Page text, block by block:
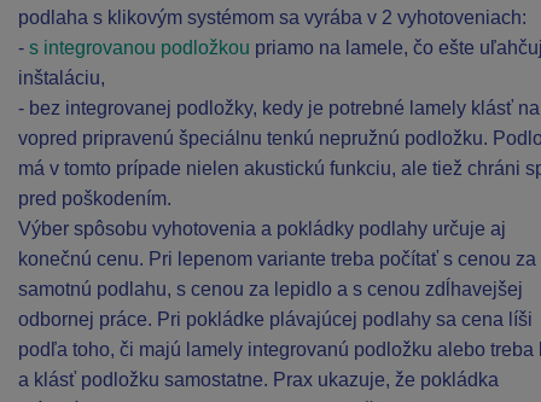
podlaha s klikovým systémom sa vyrába v 2 vyhotoveniach:
- s integrovanou podložkou priamo na lamele, čo ešte
inštaláciu,
- bez integrovanej podložky, kedy je potrebné lamely klásť na
vopred pripravenú špeciálnu tenkú nepružnú podložku.
má v tomto prípade nielen akustickú funkciu, ale tiež chráni
pred poškodením.
Výber spôsobu vyhotovenia a pokládky podlahy určuje aj
konečnú cenu. Pri lepenom variante treba počítať s cenou za
samotnú podlahu, s cenou za lepidlo a s cenou zdĺhavejšej
odbornej práce. Pri pokládke plávajúcej podlahy sa cena líši
podľa toho, či majú lamely integrovanú podložku alebo treba
a klásť podložku samostatne. Prax ukazuje, že pokládka